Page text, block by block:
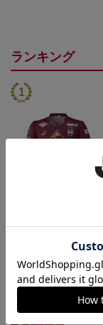
ランキング
フォーム（1st）
36,500円
トピックス
神戸
26/27